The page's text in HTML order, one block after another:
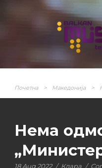
Почетна > Македонија >
Нема
18 Aug 2022 / Клара /